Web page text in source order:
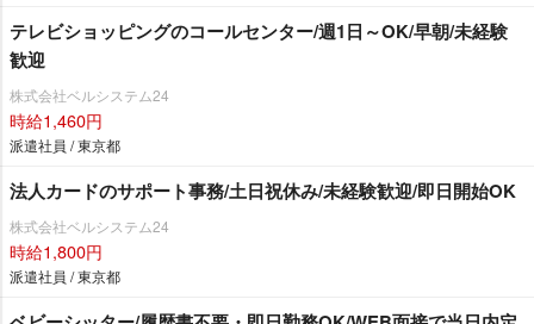
テレビショッピングのコールセンター/週1日～OK/早朝/未経験
歓迎
株式会社ベルシステム24
時給1,460円
派遣社員 / 東京都
法人カードのサポート事務/土日祝休み/未経験歓迎/即日開始OK
株式会社ベルシステム24
時給1,800円
派遣社員 / 東京都